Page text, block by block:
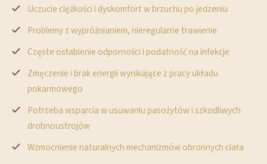
Uczucie ciężkości i dyskomfort w brzuchu po jedzeniu
Problemy z wypróżnianiem, nieregularne trawienie
Częste osłabienie odporności i podatność na infekcje
Zmęczenie i brak energii wynikające z pracy układu
pokarmowego
Potrzeba wsparcia w usuwaniu pasożytów i szkodliwych
drobnoustrojów
Wzmocnienie naturalnych mechanizmów obronnych ciała